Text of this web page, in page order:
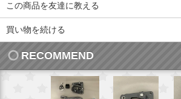
この商品を友達に教える
買い物を続ける
RECOMMEND